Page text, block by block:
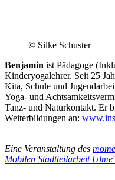
© Silke Schuster
Benjamin ist Pädagoge
Kinderyogalehrer. Seit 25
Kita, Schule und
Yoga- und
Tanz- und Naturkontakt. Er
Weiterbildungen an:
Eine Veranstaltung des
Mobilen Stadtteilarbeit